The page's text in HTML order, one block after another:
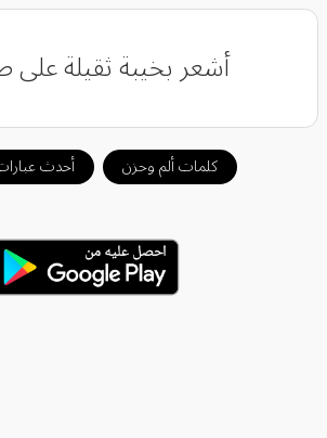
أشعر بخيبة ثقيلة
كلمات ألم وحزن أحدث